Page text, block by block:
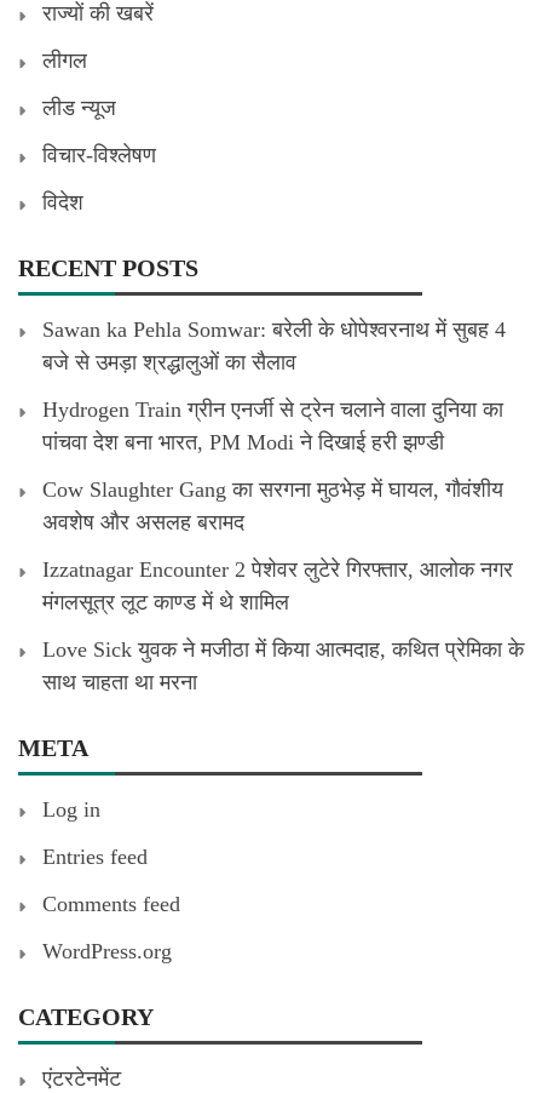
राज्यों की खबरें
लीगल
लीड न्यूज
विचार-विश्लेषण
विदेश
RECENT POSTS
Sawan ka Pehla Somwar: बरेली के धोपेश्वरनाथ में सुबह 4
बजे से उमड़ा श्रद्धालुओं का सैलाव
Hydrogen Train ग्रीन एनर्जी से ट्रेन चलाने वाला दुनिया का
पांचवा देश बना भारत, PM Modi ने दिखाई हरी झण्डी
Cow Slaughter Gang का सरगना मुठभेड़ में घायल, गौवंशीय
अवशेष और असलह बरामद
Izzatnagar Encounter 2 पेशेवर लुटेरे गिरफ्तार, आलोक नगर
मंगलसूत्र लूट काण्‍ड में थे शामिल
Love Sick युवक ने मजीठा में किया आत्मदाह, कथित प्रेमिका के
साथ चाहता था मरना
META
Log in
Entries feed
Comments feed
WordPress.org
CATEGORY
एंटरटेनमेंट